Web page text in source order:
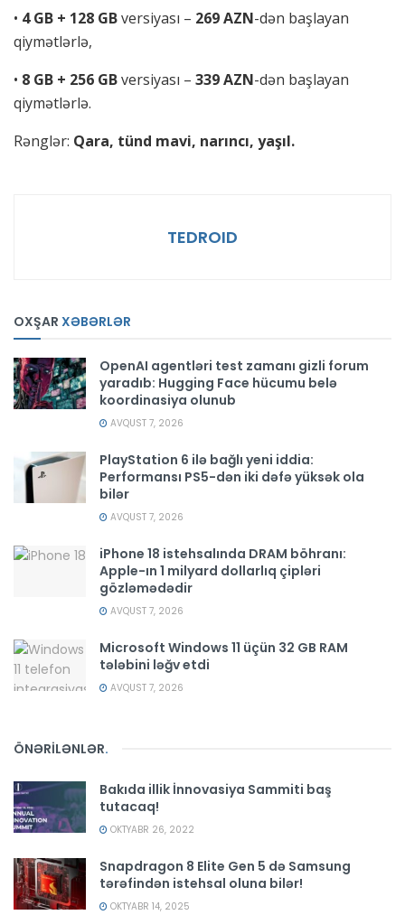
• 4 GB + 128 GBversiyası – 269 AZN-dən başlayan
qiymətlərlə,
• 8 GB + 256 GBversiyası – 339 AZN-dən başlayan
qiymətlərlə.
Rənglər: Qara, tünd mavi, narıncı, yaşıl.
TEDROID
OXŞAR XƏBƏRLƏR
OpenAI agentləri test zamanı gizli forum
yaradıb: Hugging Face hücumu belə
koordinasiya olunub
AVQUST 7, 2026
PlayStation 6 ilə bağlı yeni iddia:
Performansı PS5-dən iki dəfə yüksək ola
bilər
AVQUST 7, 2026
iPhone 18 istehsalında DRAM böhranı:
Apple-ın 1 milyard dollarlıq çipləri
gözləmədədir
AVQUST 7, 2026
Microsoft Windows 11 üçün 32 GB RAM
tələbini ləğv etdi
AVQUST 7, 2026
ÖNƏRİLƏNLƏR.
Bakıda illik İnnovasiya Sammiti baş
tutacaq!
OKTYABR 26, 2022
Snapdragon 8 Elite Gen 5 də Samsung
tərəfindən istehsal oluna bilər!
OKTYABR 14, 2025